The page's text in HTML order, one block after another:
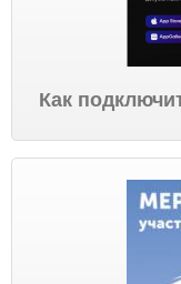
Как